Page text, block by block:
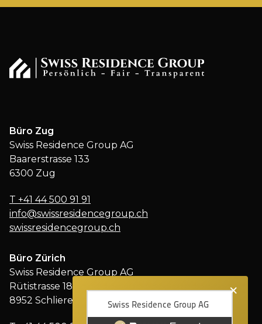
×
Büro Zug
Swiss Residence Group AG
Baarerstrasse 133
6300 Zug
T +41 44 500 91 91
info@swissresidencegroup.ch
swissresidencegroup.ch
Büro Zürich
Swiss Residence Group AG
Rütistrasse 18
8952 Schlieren